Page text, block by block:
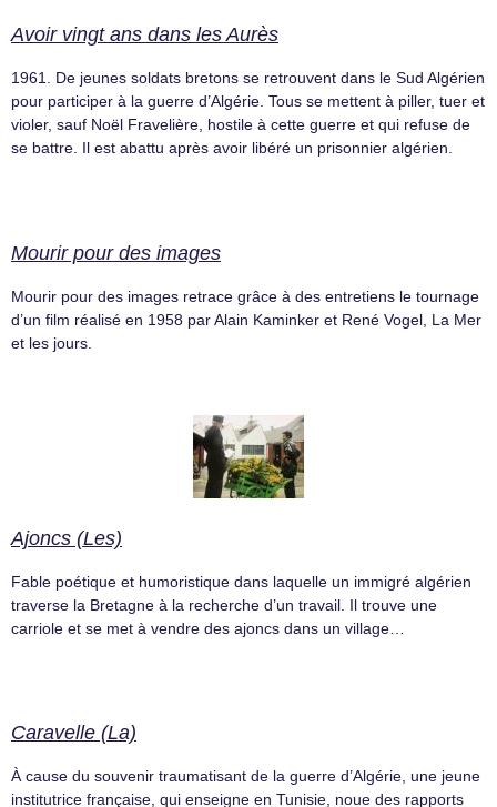
Avoir vingt ans dans les Aurès
1961. De jeunes soldats bretons se retrouvent dans le Sud Algérien
pour participer à la guerre d’Algérie. Tous se mettent à piller, tuer et
violer, sauf Noël Fravelière, hostile à cette guerre et qui refuse de
se battre. Il est abattu après avoir libéré un prisonnier algérien.
Mourir pour des images
Mourir pour des images retrace grâce à des entretiens le tournage
d’un film réalisé en 1958 par Alain Kaminker et René Vogel, La Mer
et les jours.
Ajoncs (Les)
Fable poétique et humoristique dans laquelle un immigré algérien
traverse la Bretagne à la recherche d’un travail. Il trouve une
carriole et se met à vendre des ajoncs dans un village…
Caravelle (La)
À cause du souvenir traumatisant de la guerre d’Algérie, une jeune
institutrice française, qui enseigne en Tunisie, noue des rapports